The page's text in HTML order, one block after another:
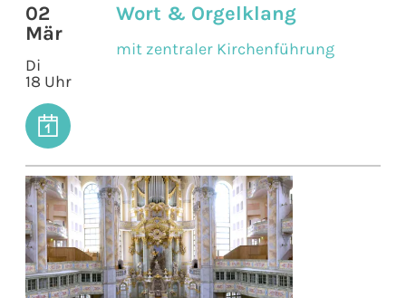
02
Mär
Di
18 Uhr
Wort & Orgelklang
mit zentraler Kirchenführung